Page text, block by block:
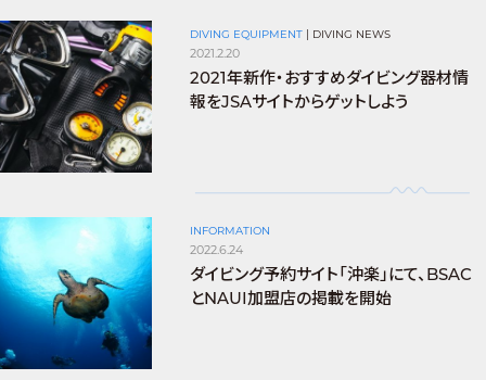
DIVING EQUIPMENT DIVING NEWS
2021.2.20
2021年新作・おすすめダイビング器材情
報をJSAサイトからゲットしよう
INFORMATION
2022.6.24
ダイビング予約サイト「沖楽」にて、BSAC
とNAUI加盟店の掲載を開始